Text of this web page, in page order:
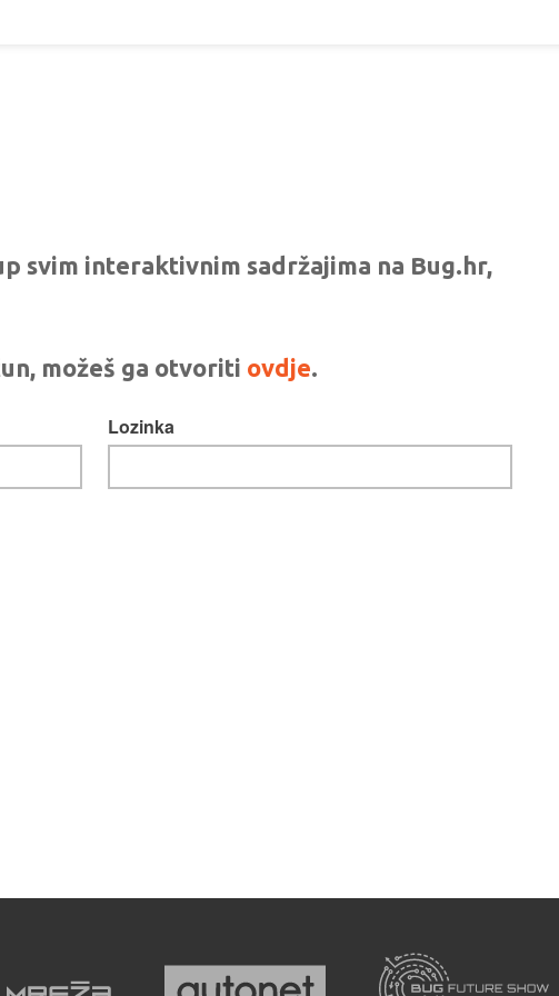
svim interaktivnim sadržajima na Bug.hr,
možeš ga otvoriti ovdje.
Lozinka